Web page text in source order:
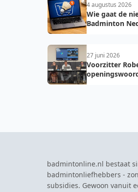
4 augustus 2026
Wie gaat de
Badminton
27 juni 2026
Voorzitter
badmintonline.nl bestaat
badmintonliefhebbers -
subsidies. Gewoon vanuit